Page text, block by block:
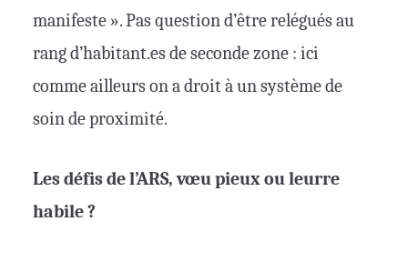
manifeste ». Pas question d’être relégués au
rang d’habitant.es de seconde zone : ici
comme ailleurs on a droit à un système de
soin de proximité.
Les défis de l’ARS, vœu pieux ou leurre
habile ?